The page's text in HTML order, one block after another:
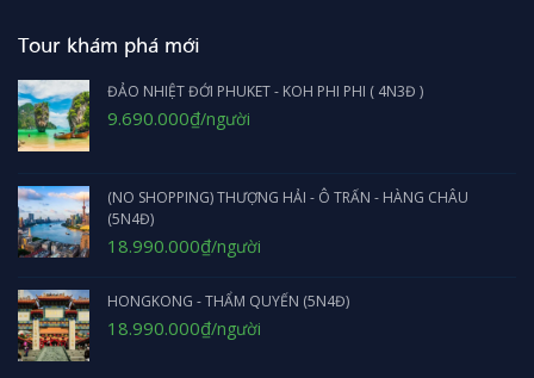
Tour khám phá mới
ĐẢO NHIỆT ĐỚI PHUKET - KOH PHI PHI ( 4N3Đ )
Giá
9.690.000₫Giá
hiện
9.690.000₫.
/người
(NO SHOPPING) THƯỢNG HẢI - Ô TRẤN - HÀNG CHÂU
(5N4Đ)
Giá
19.990.000₫.
18.990.000₫Giá
hiện
là:
18.990.000₫.
/người
HONGKONG - THẨM QUYẾN (5N4Đ)
Giá
18.990.000₫Giá
hiện
/người